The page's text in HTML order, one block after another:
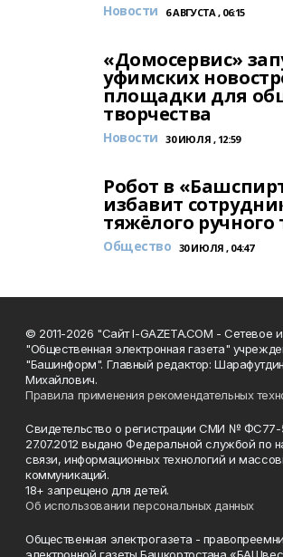
Новости 6 АВГУСТА , 06:15
«Домосервис»
уфимских
площадки для
творчества
Новости 30 ИЮЛЯ , 12:59
Робот в
избавит
тяжёлого ручного
Общество 30 ИЮЛЯ , 04:47
© 2011-2026 "Сайт I-GAZETA.COM - Сетевое
"Общественная электронная газета"
"Башинформ". Главный редактор:
Михайлович.
Правила применения рекомендательных
Свидетельство о регистрации СМИ № ФС77-
27.07.2012 выдано Федеральной службой по
связи, информационных технологий и
коммуникаций.
18+ запрещено для детей.
Об использовании персональных данных
Общественная электрогазета -